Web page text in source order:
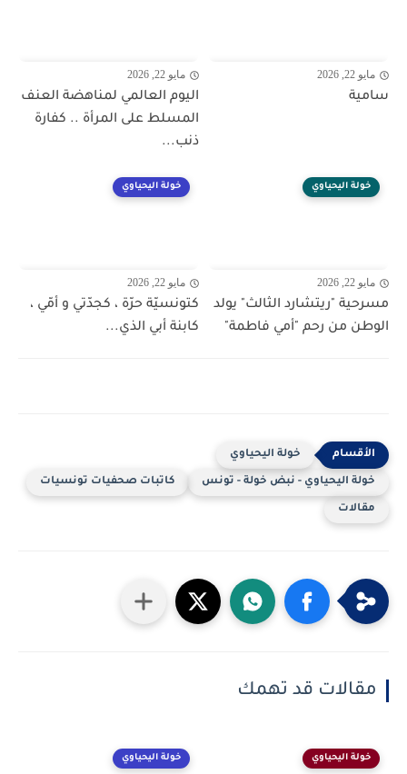
مايو 22, 2026
سامية
مايو 22, 2026
اليوم العالمي لمناهضة العنف
المسلط على المرأة .. كفارة
ذنب...
خولة اليحياوي
مايو 22, 2026
مسرحية "ريتشارد الثالث" يولد
الوطن من رحم "أمي فاطمة"
خولة اليحياوي
مايو 22, 2026
كتونسيّة حرّة ، كجدّتي و أمّي ،
كابنة أبي الذي...
خولة اليحياوي
خولة اليحياوي - نبض خولة - تونس كاتبات صحفيات تونسيات
مقالات
مقالات قد تهمك
خولة اليحياوي خولة اليحياوي